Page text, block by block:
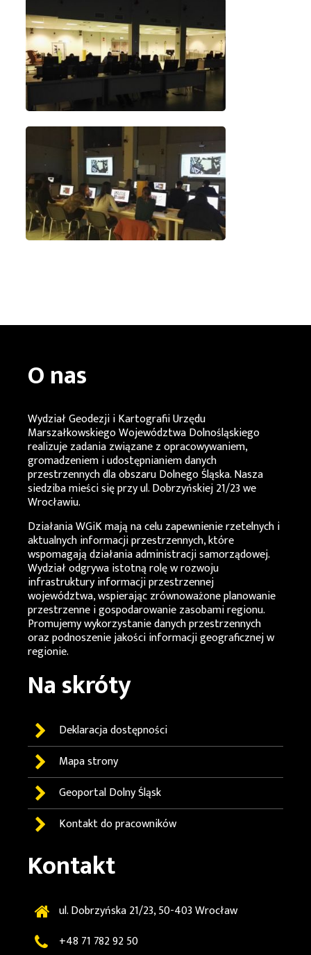
O nas
Wydział Geodezji i Kartografii Urzędu
Marszałkowskiego Województwa Dolnośląskiego
realizuje zadania związane z opracowywaniem,
gromadzeniem i udostępnianiem danych
przestrzennych dla obszaru Dolnego Śląska. Nasza
siedziba mieści się przy ul. Dobrzyńskiej 21/23 we
Wrocławiu.
DziałaniaWGiKmają na celu zapewnienie rzetelnych i
aktualnych informacji przestrzennych, które
wspomagają działania administracji samorządowej.
Wydział odgrywa istotną rolę w rozwoju
infrastruktury informacji przestrzennej
województwa, wspierając zrównoważone planowanie
przestrzenne i gospodarowanie zasobami regionu.
Promujemy wykorzystanie danych przestrzennych
oraz podnoszenie jakości informacji geograficznej w
regionie.
Na skróty
Deklaracja dostępności
Mapa strony
GeoportalDolny Śląsk
Kontakt do pracowników
Kontakt
ul. Dobrzyńska 21/23, 50-403 Wrocław
+48 71 782 92 50